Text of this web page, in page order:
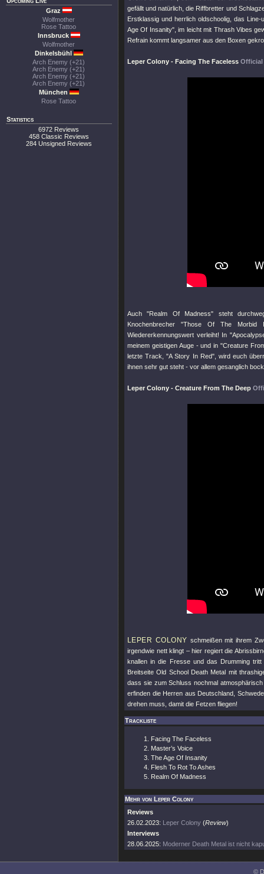
Graz
Wolfmother
Rose Tattoo
Innsbruck
Wolfmother
Dinkelsbühl
Arch Enemy (+21)
Arch Enemy (+21)
Arch Enemy (+21)
Arch Enemy (+21)
München
Rose Tattoo
Statistics
6972 Reviews
458 Classic Reviews
284 Unsigned Reviews
gefällt und natürlich, die Riffbretter und
Erstklassig und herrlich oldschoolig, das
Age Of Insanity", im leicht mit Thrash Vibes
Refrain kommt langsamer aus den Boxen
Leper Colony - Facing The Faceless Official
Auch"Realm Of Madness" steht
Knochenbrecher "Those Of The Morbid
Wiedererkennungswert verleiht! In
meinem geistigen Auge - und in"Creature
letzte Track,"A Story In Red", wird euch
ihnen sehr gut steht - vor allem gesanglich
Leper Colony - Creature From The Deep
LEPER COLONY schmeißen mit ihrem
irgendwie nett klingt – hier regiert die
knallen in die Fresse und das Drumming
Breitseite Old School Death Metal mit
dass sie zum Schluss nochmal
erfinden die Herren aus Deutschland,
drehen muss, damit die Fetzen fliegen!
Trackliste
Facing The Faceless
Master’s Voice
The Age Of Insanity
Flesh To Rot To Ashes
Realm Of Madness
Mehr von Leper Colony
Reviews
26.02.2023: Leper Colony (Review)
Interviews
28.06.2025: Moderner Death Metal ist nicht
©